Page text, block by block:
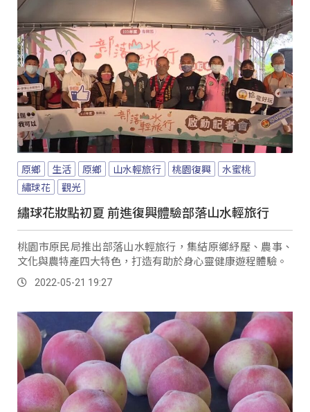
原鄉 生活 原鄉 山水輕旅行 桃園復興
水蜜桃
繡球花
觀光
繡球花妝點初夏 前進復興體驗部落山水輕旅行
桃園市原民局推出部落山水輕旅行，集結原鄉紓壓、農事、
文化與農特產四大特色，打造有助於身心靈健康遊程體驗。
2022-05-21 19:27